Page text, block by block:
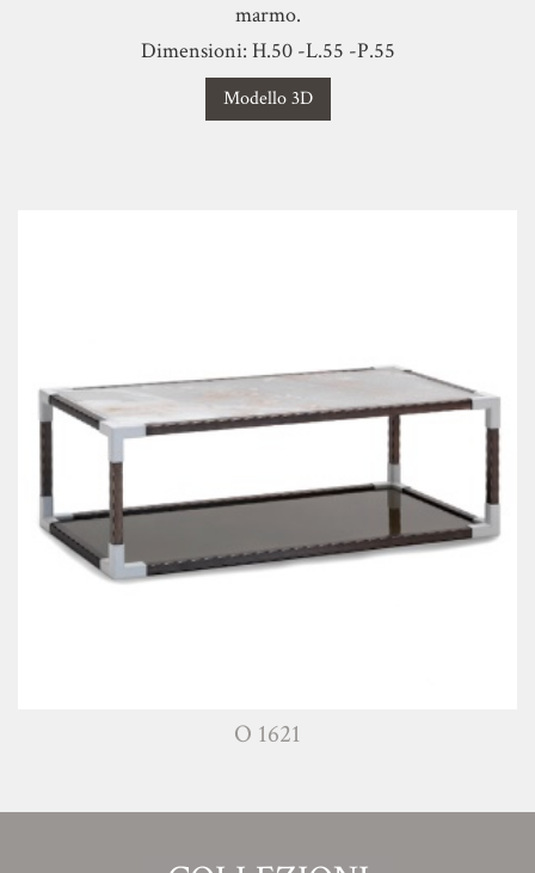
marmo.
Dimensioni: H.50 -L.55 -P.55
Modello 3D
O 1621